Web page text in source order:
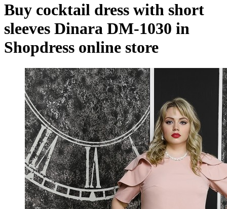
Buy cocktail dress with short
sleeves Dinara DM-1030 in
Shopdress online store